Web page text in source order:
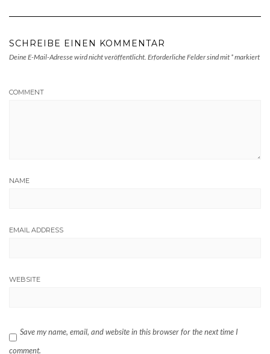
SCHREIBE EINEN KOMMENTAR
Deine E-Mail-Adresse wird nicht veröffentlicht. Erforderliche Felder sind mit *markiert
COMMENT
NAME
EMAIL ADDRESS
WEBSITE
Save my name, email, and website in this browser for the next time I
comment.